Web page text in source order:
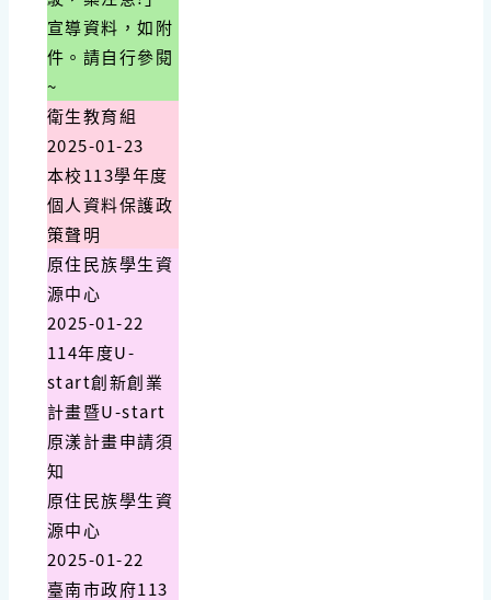
宣導資料，如附
件。請自行參閱
~
衛生教育組
2025-01-23
本校113學年度
個人資料保護政
策聲明
原住民族學生資
源中心
2025-01-22
114年度U-
start創新創業
計畫暨U-start
原漾計畫申請須
知
原住民族學生資
源中心
2025-01-22
臺南市政府113